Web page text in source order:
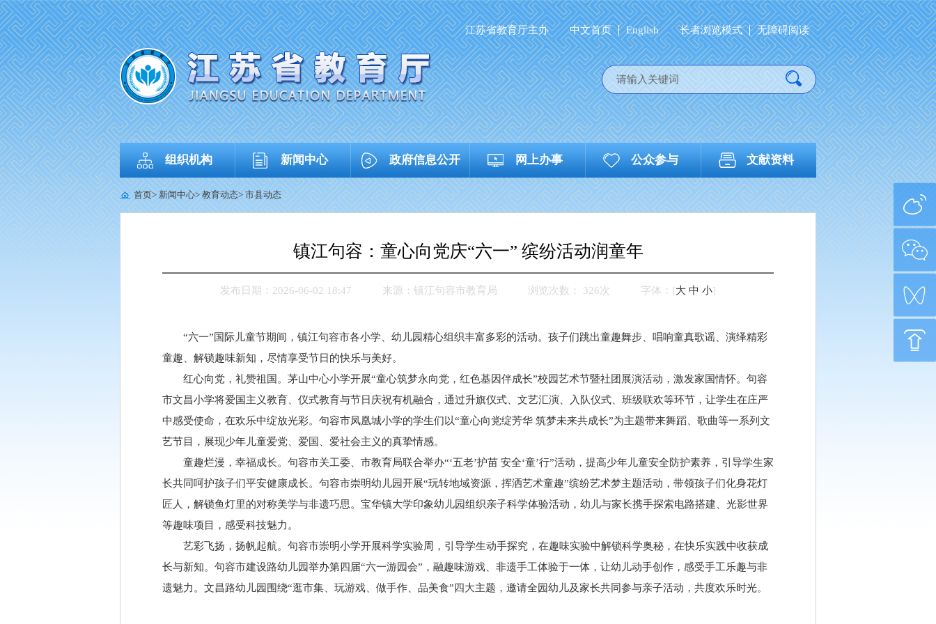
江苏省教育厅主办 中文首页 English 长者浏览模式 无障碍阅读
组织机构 新闻中心 政府信息公开 网上办事 公众参与 文献资料
首页>新闻中心>教育动态>市县动态
镇江句容：童心向党庆“六一” 缤纷活动润童年
发布日期：2026-06-02 18:47 来源： 镇江句容市教育局 浏览次数： 326次 字体： [大 中 小]
“六一”国际儿童节期间，镇江句容市各小学、幼儿园精心组织丰富多彩的活动。孩子们跳出童趣舞步、唱响童真歌谣、演绎精彩
童趣、解锁趣味新知，尽情享受节日的快乐与美好。
红心向党，礼赞祖国。茅山中心小学开展“童心筑梦永向党，红色基因伴成长”校园艺术节暨社团展演活动，激发家国情怀。句容
市文昌小学将爱国主义教育、仪式教育与节日庆祝有机融合，通过升旗仪式、文艺汇演、入队仪式、班级联欢等环节，让学生在庄严
中感受使命，在欢乐中绽放光彩。句容市凤凰城小学的学生们以“童心向党绽芳华 筑梦未来共成长”为主题带来舞蹈、歌曲等一系列文
艺节目，展现少年儿童爱党、爱国、爱社会主义的真挚情感。
童趣烂漫，幸福成长。句容市关工委、市教育局联合举办“‘五老’护苗 安全‘童’行”活动，提高少年儿童安全防护素养，引导学生家
长共同呵护孩子们平安健康成长。句容市崇明幼儿园开展“玩转地域资源，挥洒艺术童趣”缤纷艺术梦主题活动，带领孩子们化身花灯
匠人，解锁鱼灯里的对称美学与非遗巧思。宝华镇大学印象幼儿园组织亲子科学体验活动，幼儿与家长携手探索电路搭建、光影世界
等趣味项目，感受科技魅力。
艺彩飞扬，扬帆起航。句容市崇明小学开展科学实验周，引导学生动手探究，在趣味实验中解锁科学奥秘，在快乐实践中收获成
长与新知。句容市建设路幼儿园举办第四届“六一游园会”，融趣味游戏、非遗手工体验于一体，让幼儿动手创作，感受手工乐趣与非
遗魅力。文昌路幼儿园围绕“逛市集、玩游戏、做手作、品美食”四大主题，邀请全园幼儿及家长共同参与亲子活动，共度欢乐时光。